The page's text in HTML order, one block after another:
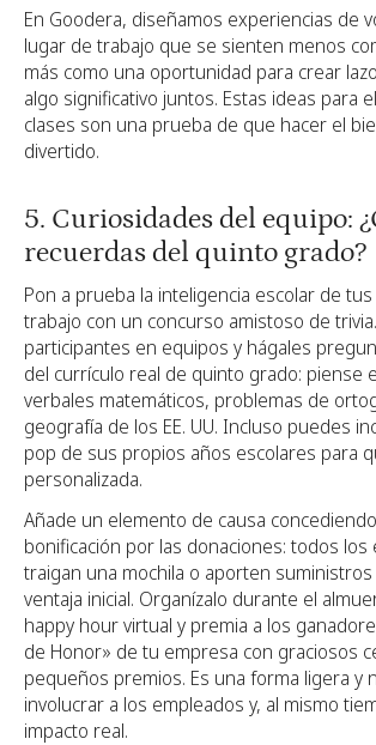
En Goodera, diseñamos experiencias de
lugar de trabajo que se sienten menos
más como una oportunidad para crear
algo significativo juntos. Estas ideas para
clases son una prueba de que hacer el
divertido.
5. Curiosidades del equipo:
recuerdas del quinto grado?
Pon a prueba la inteligencia escolar de
trabajo con un concurso amistoso de
participantes en equipos y hágales
del currículo real de quinto grado: piense
verbales matemáticos, problemas de
geografía de los EE. UU. Incluso puedes
pop de sus propios años escolares para
personalizada.
Añade un elemento de causa
bonificación por las donaciones: todos los
traigan una mochila o aporten
ventaja inicial. Organízalo durante el
happy hour virtual y premia a los
de Honor» de tu empresa con graciosos
pequeños premios. Es una forma ligera y
involucrar a los empleados y, al mismo
impacto real.